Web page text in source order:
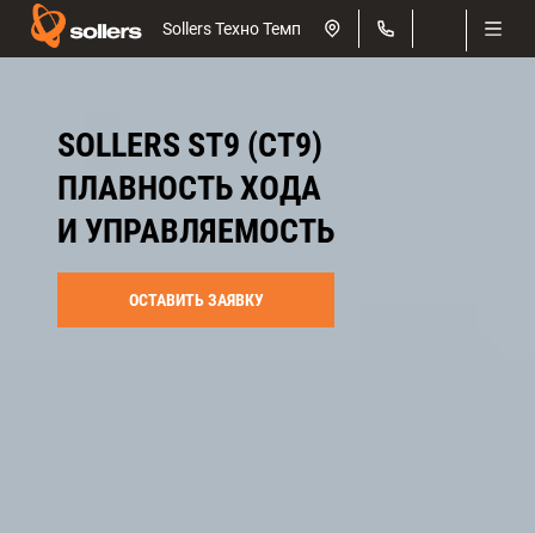
Sollers Техно Темп
SOLLERS ST9 (СТ9)
ПЛАВНОСТЬ ХОДА
И УПРАВЛЯЕМОСТЬ
ОСТАВИТЬ ЗАЯВКУ